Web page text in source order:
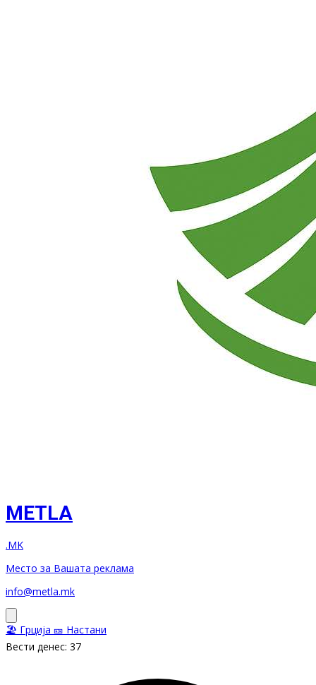
METLA
.MK
Место за Вашата реклама
info@metla.mk
🏖️ Грција 🎫 Настани
Вести денес: 37